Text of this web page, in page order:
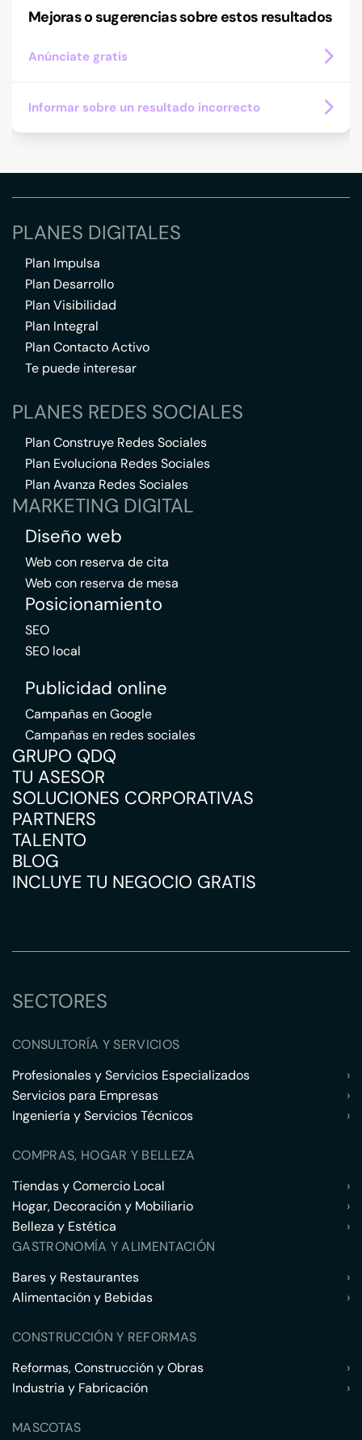
Mejoras o sugerencias sobre estos resultados
Anúnciate gratis
Informar sobre un resultado incorrecto
PLANES DIGITALES
Plan Impulsa
Plan Desarrollo
Plan Visibilidad
Plan Integral
Plan Contacto Activo
Te puede interesar
PLANES REDES SOCIALES
Plan Construye Redes Sociales
Plan Evoluciona Redes Sociales
Plan Avanza Redes Sociales
MARKETING DIGITAL
Diseño web
Web con reserva de cita
Web con reserva de mesa
Posicionamiento
SEO
SEO local
Publicidad online
Campañas en Google
Campañas en redes sociales
GRUPO QDQ
TU ASESOR
SOLUCIONES CORPORATIVAS
PARTNERS
TALENTO
BLOG
INCLUYE TU NEGOCIO GRATIS
SECTORES
CONSULTORÍA Y SERVICIOS
Profesionales y Servicios Especializados
›
Servicios para Empresas
›
Ingeniería y Servicios Técnicos
›
COMPRAS, HOGAR Y BELLEZA
Tiendas y Comercio Local
›
Hogar, Decoración y Mobiliario
›
Belleza y Estética
›
GASTRONOMÍA Y ALIMENTACIÓN
Bares y Restaurantes
›
Alimentación y Bebidas
›
CONSTRUCCIÓN Y REFORMAS
Reformas, Construcción y Obras
›
Industria y Fabricación
›
MASCOTAS